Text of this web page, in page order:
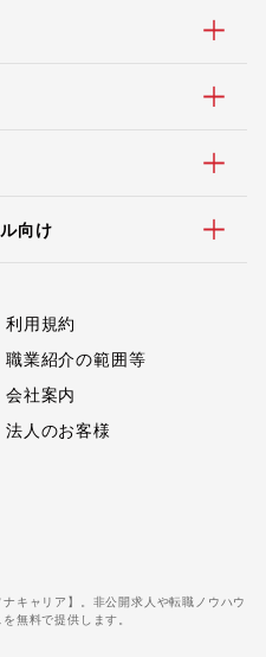
向け
利用規約
職業紹介の範囲等
会社案内
法人のお客様
キャリア】。非公開求人や転職ノウハウ
無料で提供します。